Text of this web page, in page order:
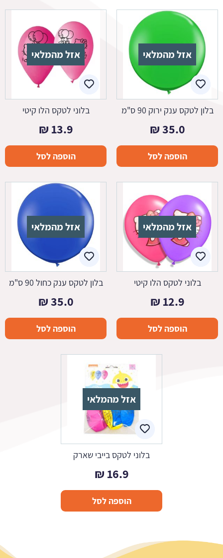
אזל מהמלאי
בלון לטקס ענק ירוק 90 ס"מ
35.0
₪
הוספה לסל
אזל מהמלאי
בלוני לטקס הלו קיטי
13.9
₪
הוספה לסל
אזל מהמלאי
בלוני לטקס הלו קיטי
12.9
₪
הוספה לסל
אזל מהמלאי
בלון לטקס ענק כחול 90 ס"מ
35.0
₪
הוספה לסל
אזל מהמלאי
בלוני לטקס בייבי שארק
16.9
₪
הוספה לסל